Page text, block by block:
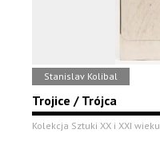
Stanislav Kolibal
Trojice / Trójca
Kolekcja Sztuki XX i XXI wieku